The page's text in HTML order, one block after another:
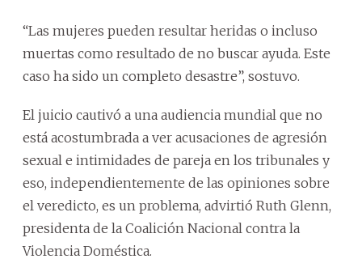
“Las mujeres pueden resultar heridas o incluso
muertas como resultado de no buscar ayuda. Este
caso ha sido un completo desastre”, sostuvo.
El juicio cautivó a una audiencia mundial que no
está acostumbrada a ver acusaciones de agresión
sexual e intimidades de pareja en los tribunales y
eso, independientemente de las opiniones sobre
el veredicto, es un problema, advirtió Ruth Glenn,
presidenta de la Coalición Nacional contra la
Violencia Doméstica.